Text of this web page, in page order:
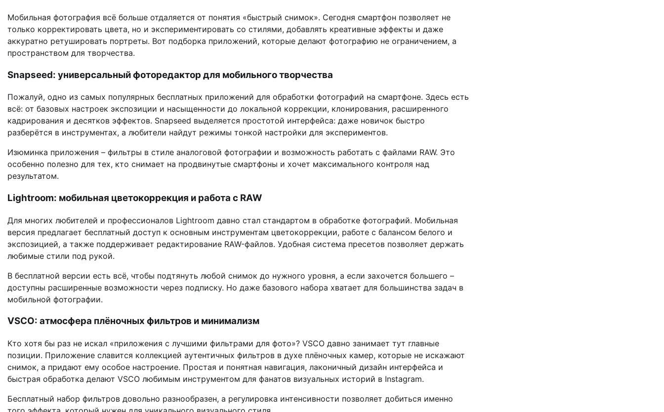
Мобильная фотография всё больше отдаляется от понятия «быстрый снимок». Сегодня смартфон позволяет не
только корректировать цвета, но и экспериментировать со стилями, добавлять креативные эффекты и даже
аккуратно ретушировать портреты. Вот подборка приложений, которые делают фотографию не ограничением, а
пространством для творчества.
Snapseed: универсальный фоторедактор для мобильного творчества
Пожалуй, одно из самых популярных бесплатных приложений для обработки фотографий на смартфоне. Здесь есть
всё: от базовых настроек экспозиции и насыщенности до локальной коррекции, клонирования, расширенного
кадрирования и десятков эффектов. Snapseed выделяется простотой интерфейса: даже новичок быстро
разберётся в инструментах, а любители найдут режимы тонкой настройки для экспериментов.
Изюминка приложения – фильтры в стиле аналоговой фотографии и возможность работать с файлами RAW. Это
особенно полезно для тех, кто снимает на продвинутые смартфоны и хочет максимального контроля над
результатом.
Lightroom: мобильная цветокоррекция и работа с RAW
Для многих любителей и профессионалов Lightroom давно стал стандартом в обработке фотографий. Мобильная
версия предлагает бесплатный доступ к основным инструментам цветокоррекции, работе с балансом белого и
экспозицией, а также поддерживает редактирование RAW-файлов. Удобная система пресетов позволяет держать
любимые стили под рукой.
В бесплатной версии есть всё, чтобы подтянуть любой снимок до нужного уровня, а если захочется большего –
доступны расширенные возможности через подписку. Но даже базового набора хватает для большинства задач в
мобильной фотографии.
VSCO: атмосфера плёночных фильтров и минимализм
Кто хотя бы раз не искал «приложения с лучшими фильтрами для фото»? VSCO давно занимает тут главные
позиции. Приложение славится коллекцией аутентичных фильтров в духе плёночных камер, которые не искажают
снимок, а придают ему особое настроение. Простая и понятная навигация, лаконичный дизайн интерфейса и
быстрая обработка делают VSCO любимым инструментом для фанатов визуальных историй в Instagram.
Бесплатный набор фильтров довольно разнообразен, а регулировка интенсивности позволяет добиться именно